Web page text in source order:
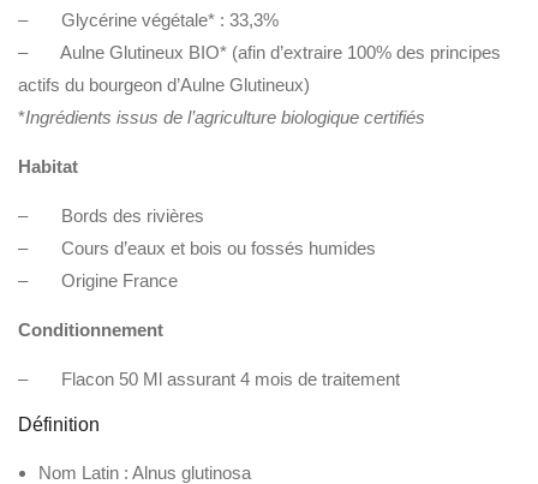
– Glycérine végétale* : 33,3%
– Aulne Glutineux BIO* (afin d’extraire 100% des principes
actifs du bourgeon d’Aulne Glutineux)
*Ingrédients issus de l’agriculture biologique certifiés
Habitat
– Bords des rivières
– Cours d’eaux et bois ou fossés humides
– Origine France
Conditionnement
– Flacon 50 Ml assurant 4 mois de traitement
Définition
Nom Latin : Alnus glutinosa